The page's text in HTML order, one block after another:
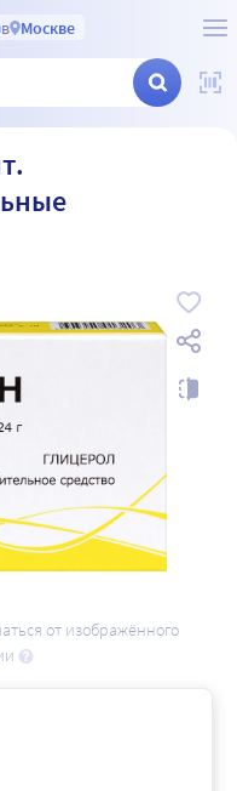
в Москве
от изображённого